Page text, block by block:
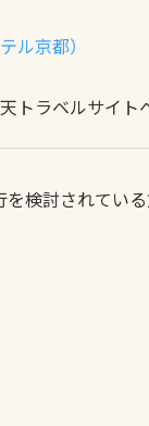
京都）
トラベルサイト
検討されてい